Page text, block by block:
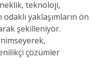
teknoloji,
yaklaşımların ön
şekilleniyor.
çözümler